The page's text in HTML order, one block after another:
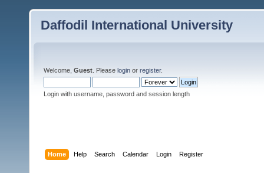
Daffodil International University
Welcome, Guest . Please login or register.
Login with username, password and session length
Home Help Search Calendar Login Register